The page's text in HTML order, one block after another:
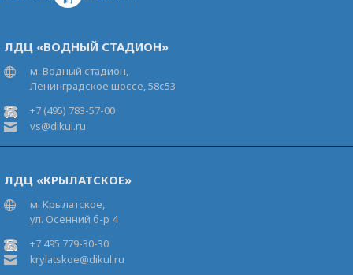
ЛДЦ «ВОДНЫЙ СТАДИОН»
м. Водный стадион,
Ленинградское шоссе, 58с53
+7 (495) 783-57-00
vs@dikul.ru
ЛДЦ «КРЫЛАТСКОЕ»
м. Крылатское,
ул. Осенний б-р 4
+7 495 779-30-30
krylatskoe@dikul.ru